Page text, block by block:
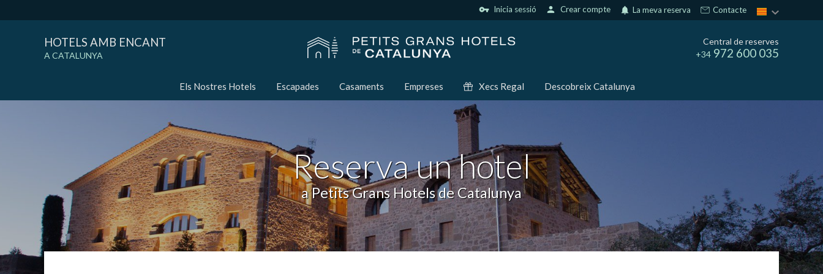
vpn_key Inicia sessió person Crear compte notifications La meva reserva Contacte
HOTELS AMB ENCANT
A CATALUNYA
Central de reserves
+34 972 600 035
Els Nostres Hotels Escapades Casaments Empreses Xecs Regal Descobreix Catalunya
Reserva un hotel
a Petits Grans Hotels de Catalunya
Modificar cookies
Tècniques i funcionals
Sempre activades